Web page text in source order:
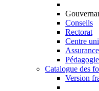
Conseils
Rectorat
Centre
Catalogue des
Version